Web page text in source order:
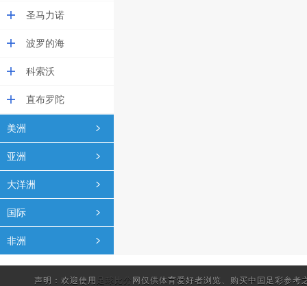
圣马力诺
波罗的海
科索沃
直布罗陀
美洲
亚洲
大洋洲
国际
非洲
声明：欢迎使用 足球比分 网仅供体育爱好者浏览、购买中国足彩参